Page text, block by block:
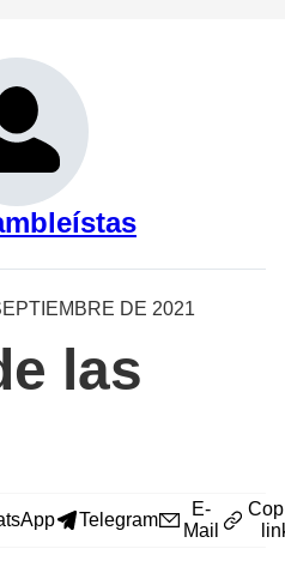
DE 2021
las
Telegram
E-
Mail